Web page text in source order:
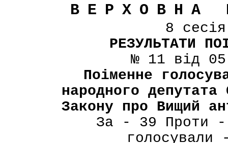
ВЕРХОВНА
8
РЕЗУЛЬТАТИ
№ 11 від
Поіменне
народного
Закону про Вищий
За - 39 Проти -